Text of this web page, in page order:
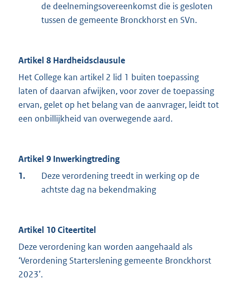
de deelnemingsovereenkomst die is gesloten
tussen de gemeente Bronckhorst en SVn.
Artikel 8 Hardheidsclausule
Het College kan artikel 2 lid 1 buiten toepassing
laten of daarvan afwijken, voor zover de toepassing
ervan, gelet op het belang van de aanvrager, leidt tot
een onbillijkheid van overwegende aard.
Artikel 9 Inwerkingtreding
1.
Deze verordening treedt in werking op de
achtste dag na bekendmaking
Artikel 10 Citeertitel
Deze verordening kan worden aangehaald als
‘Verordening Starterslening gemeente Bronckhorst
2023’.